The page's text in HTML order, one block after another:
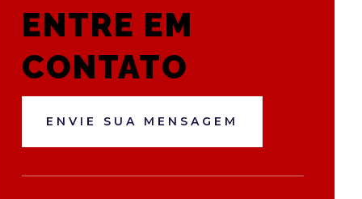
ENTRE EM
CONTATO
ENVIE SUA MENSAGEM